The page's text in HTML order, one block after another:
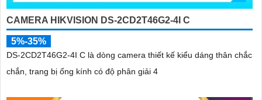
CAMERA HIKVISION DS-2CD2T46G2-4I C
5%-35%
DS-2CD2T46G2-4I C là dòng camera thiết kế kiểu dáng thân chắc
chắn, trang bị ống kính có độ phân giải 4